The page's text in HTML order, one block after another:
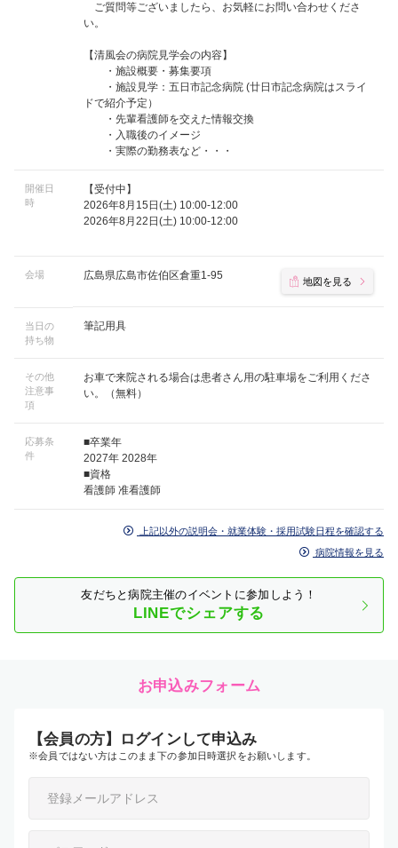
ご質問等ございましたら、お気軽にお問い合わせくださ
い。
【清風会の病院見学会の内容】
・施設概要・募集要項
・施設見学：五日市記念病院 (廿日市記念病院はスライ
ドで紹介予定）
・先輩看護師を交えた情報交換
・入職後のイメージ
・実際の勤務表など・・・
開催日
時
【受付中】
2026年8月15日(土) 10:00-12:00
2026年8月22日(土) 10:00-12:00
会場 広島県広島市佐伯区倉重1-95 地図を見る
当日の
持ち物
筆記用具
その他
注意事
項
お車で来院される場合は患者さん用の駐車場をご利用くださ
い。（無料）
応募条
件
■卒業年
2027年 2028年
■資格
看護師 准看護師
上記以外の説明会・就業体験・採用試験日程を確認する
病院情報を見る
友だちと病院主催のイベントに参加しよう！
LINEでシェアする
お申込みフォーム
【会員の方】ログインして申込み
※会員ではない方はこのまま下の参加日時選択をお願いします。